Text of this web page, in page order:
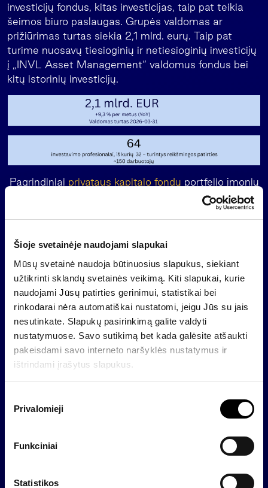
Šioje svetainėje naudojami slapukai
Mūsų svetainė naudoja būtinuosius slapukus, siekiant
užtikrinti sklandų svetainės veikimą. Kiti slapukai, kurie
naudojami Jūsų patirties gerinimui, statistikai bei
rinkodarai nėra automatiškai nustatomi, jeigu Jūs su jais
nesutinkate. Slapukų pasirinkimą galite valdyti
nustatymuose. Savo sutikimą bet kada galėsite atšaukti
pakeisdami savo interneto naršyklės nustatymus ir
ištrindami įrašytus slapukus.
Privalomieji
Funkciniai
Statistikos
investicijų fondus, kitas investicijas, taip pat teikia
šeimos biuro paslaugas. Grupės valdomas ar
prižiūrimas turtas siekia 2,1 mlrd. eurų. Taip pat
turime nuosavų tiesioginių ir netiesioginių investicijų
į „INVL Asset Management“ valdomus fondus bei
kitų istorinių investicijų.
Pagrindiniai privataus kapitalo fondų portfelio įmonių
duomenys už 12 mėn. laikotarpį iki 2026-03-31
Normalizuota EBITDA >250 mln. EUR
Darbuotojai >10 000